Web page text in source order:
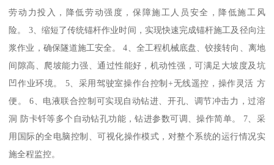
劳动力投入，降低劳动强度，保障施工人员安全，降低施工风
险。 3、缩短了传统锚杆作业时间，实现快速完成锚杆施工及径向注
浆作业，确保隧道施工安全。 4、全工程机械底盘、铰接转向、离地
间隙高、爬坡能力强、通过性能好，机动性强，可满足大坡度及坑
凹作业环境。 5、采用驾驶室操作台控制+无线遥控，操作灵活 方
便。 6、电液联合控制可实现自动钻进、开孔、调节冲击力，过溶
洞 防卡钎等多个自动钻孔功能，钻进参数可调、操作简单。 7、采
用国际的全电脑控制、可视化操作模式，对整个系统的运行情况实
施全程监控。